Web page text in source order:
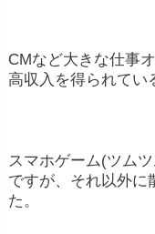
CMなど大きな仕事
高収入を得られてい
スマホゲーム(ツム
ですが、それ以外に
た。